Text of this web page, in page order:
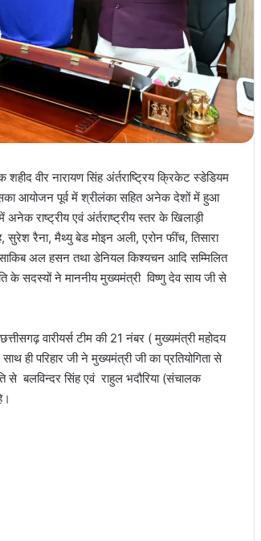
वीर नारायण सिंह अंर्तराष्ट्रिय क्रिकेट स्डेडियम
आयोजन पूर्व में श्रीलंका सहित अनेक देशों में हुआ
राष्ट्रीय एवं अंर्तराष्ट्रीय स्तर के खिलाड़ी
रैना, मैथ्यु बेड मोइन अली, एरोन फींच, तिसारा
साकिब अल हसन तथा डेनियल किश्यचन आदि सम्मिलित
सदस्यों ने माननीय मुख्यमंत्री विष्णु देव साय जी से
वारीयर्स टीम की 21 नंबर ( मुख्यमंत्री महोदय
ही परिहार जी ने मुख्यमंत्री जी का प्रतियोगिता से
से बलविन्दर सिंह एवं राहुल भदौरिया (संचालक